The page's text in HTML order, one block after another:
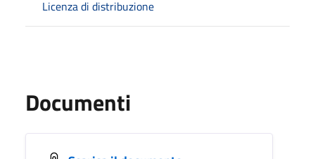
Licenza di distribuzione
Documenti